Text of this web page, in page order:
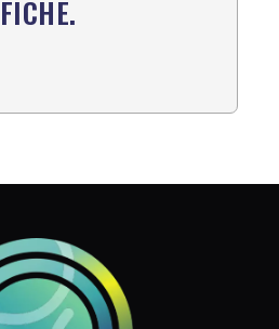
FICHE.